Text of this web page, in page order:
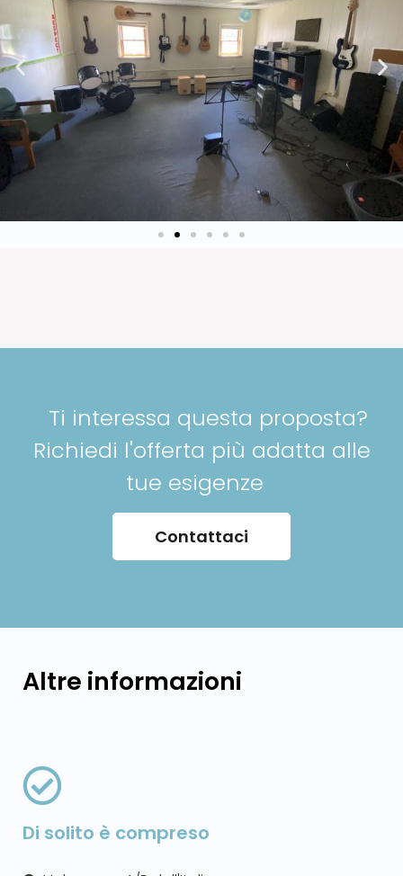
Ti interessa questa proposta?
Richiedi l'offerta più adatta alle
tue esigenze
Contattaci
Altre informazioni
Di solito è compreso